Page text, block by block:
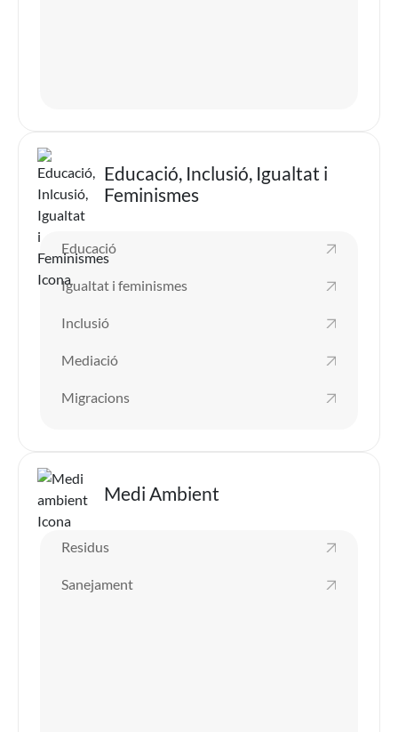
Educació, Inclusió, Igualtat i
Feminismes
Imatge
Educació
Igualtat i feminismes
Inclusió
Mediació
Migracions
Medi Ambient
Imatge
Residus
Sanejament